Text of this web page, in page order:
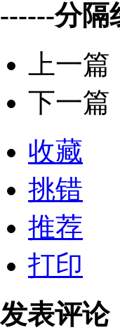
------分隔
上一篇
下一篇
收藏
挑错
推荐
打印
发表评论